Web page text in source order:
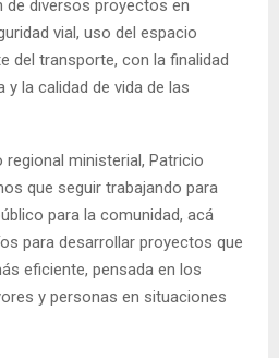
de diversos proyectos en
vial, uso del espacio
del transporte, con la finalidad
la calidad de vida de las
ministerial, Patricio
que seguir trabajando para
para la comunidad, acá
para desarrollar proyectos que
eficiente, pensada en los
y personas en situaciones